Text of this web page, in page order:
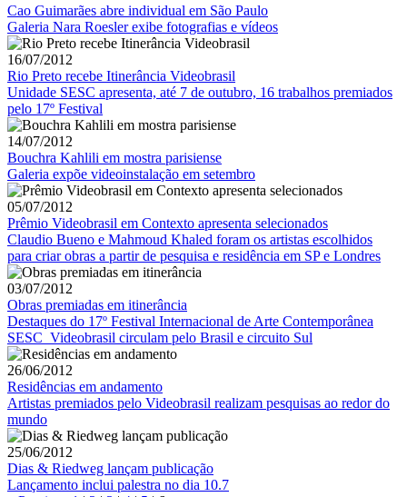
Cao Guimarães abre individual em São Paulo
Galeria Nara Roesler exibe fotografias e vídeos
16/07/2012
Rio Preto recebe Itinerância Videobrasil
Unidade SESC apresenta, até 7 de outubro, 16 trabalhos premiados
pelo 17º Festival
14/07/2012
Bouchra Kahlili em mostra parisiense
Galeria expõe videoinstalação em setembro
05/07/2012
Prêmio Videobrasil em Contexto apresenta selecionados
Claudio Bueno e Mahmoud Khaled foram os artistas escolhidos
para criar obras a partir de pesquisa e residência em SP e Londres
03/07/2012
Obras premiadas em itinerância
Destaques do 17º Festival Internacional de Arte Contemporânea
SESC_Videobrasil circulam pelo Brasil e circuito Sul
26/06/2012
Residências em andamento
Artistas premiados pelo Videobrasil realizam pesquisas ao redor do
mundo
25/06/2012
Dias & Riedweg lançam publicação
Lançamento inclui palestra no dia 10.7